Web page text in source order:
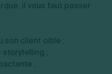
il vous faut passer
son client cible ;
storytelling ;
;